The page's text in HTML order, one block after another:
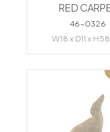
RED
46-0326
W18 x D11 x